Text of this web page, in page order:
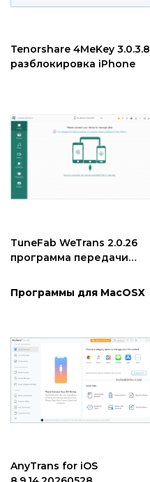
Tenorshare 4MeKey 3.0.3.8
разблокировка iPhone
TuneFab WeTrans 2.0.26
программа передачи
Программы для MacOSX
AnyTrans for iOS